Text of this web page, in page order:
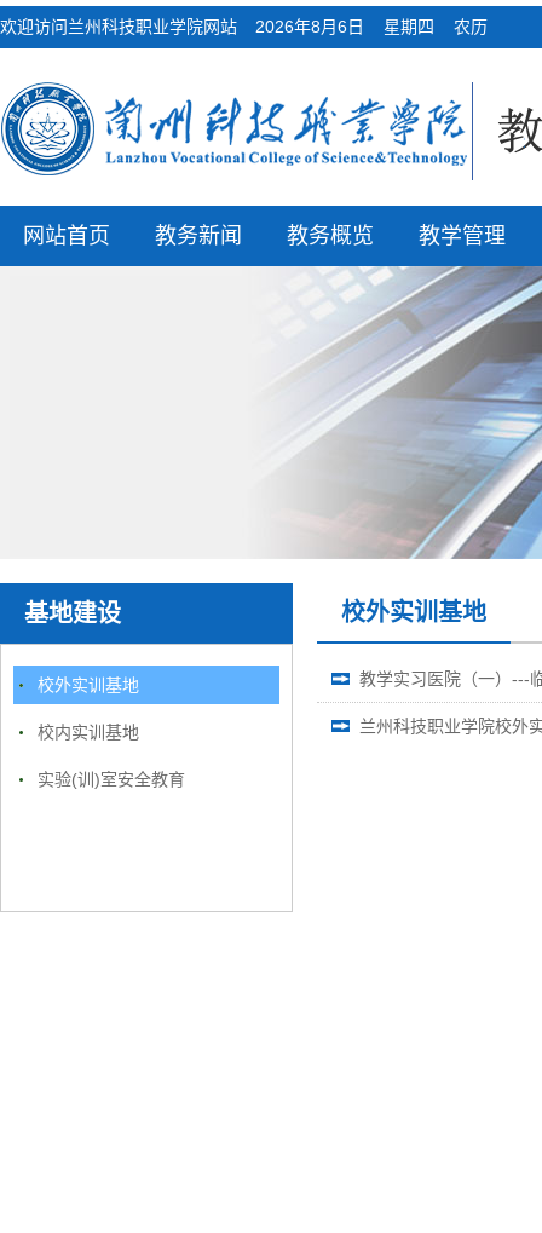
欢迎访问兰州科技职业学院网站 2026年8月6日 星期四 农历
网站首页 教务新闻 教务概览 教学管理
基地建设
校外实训基地
校内实训基地
实验(训)室安全教育
校外实训基地
教学实习医院（一）---
兰州科技职业学院校外